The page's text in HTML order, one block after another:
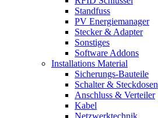
Standfuss
PV Energiemanager
Stecker & Adapter
Sonstiges
Software Addons
Installations Material
Sicherungs-Bauteile
Schalter & Steckdosen
Anschluss & Verteiler
Kabel
Netzwerktechnik